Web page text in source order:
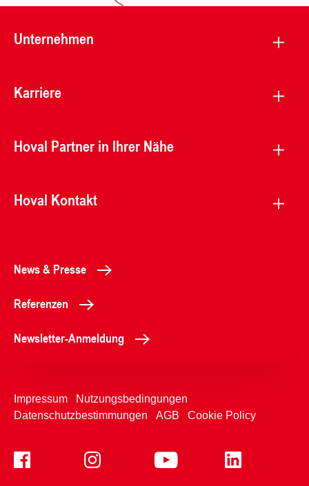
Unternehmen
Karriere
Hoval Partner in Ihrer Nähe
Hoval Kontakt
News & Presse
Referenzen
Newsletter-Anmeldung
Impressum
Nutzungsbedingungen
Datenschutzbestimmungen
AGB Cookie Policy